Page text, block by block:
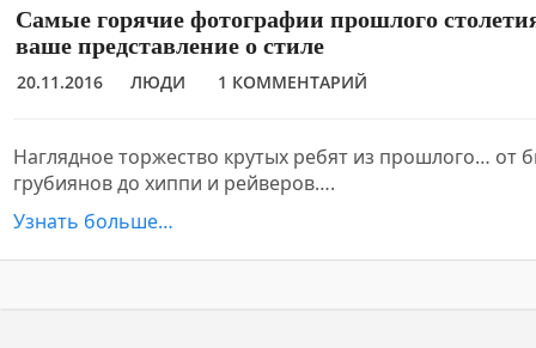
Самые горячие фотографии прошлого
ваше представление о стиле
20.11.2016 ЛЮДИ 1 КОММЕНТАРИЙ
Наглядное торжество крутых ребят из прошлого… от
грубиянов до хиппи и рейверов….
Узнать больше…